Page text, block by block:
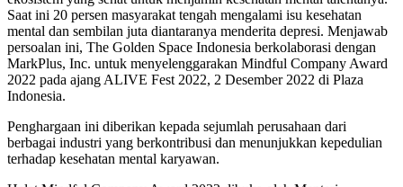
Saat ini 20 persen masyarakat tengah mengalami isu kesehatan
mental dan sembilan juta diantaranya menderita depresi. Menjawab
persoalan ini, The Golden Space Indonesia berkolaborasi dengan
MarkPlus, Inc. untuk menyelenggarakan Mindful Company Award
2022 pada ajang ALIVE Fest 2022, 2 Desember 2022 di Plaza
Indonesia.
Penghargaan ini diberikan kepada sejumlah perusahaan dari
berbagai industri yang berkontribusi dan menunjukkan kepedulian
terhadap kesehatan mental karyawan.